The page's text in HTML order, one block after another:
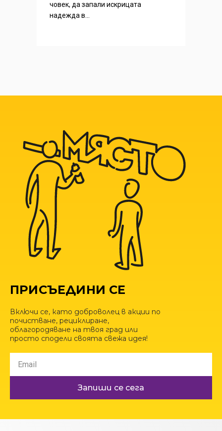
човек, да запали искрицата
надежда в...
ПРИСЪЕДИНИ СЕ
Включи се, като доброволец в акции по
почистване, рециклиране,
облагородяване на твоя град или
просто сподели своята свежа идея!
Запиши се сега